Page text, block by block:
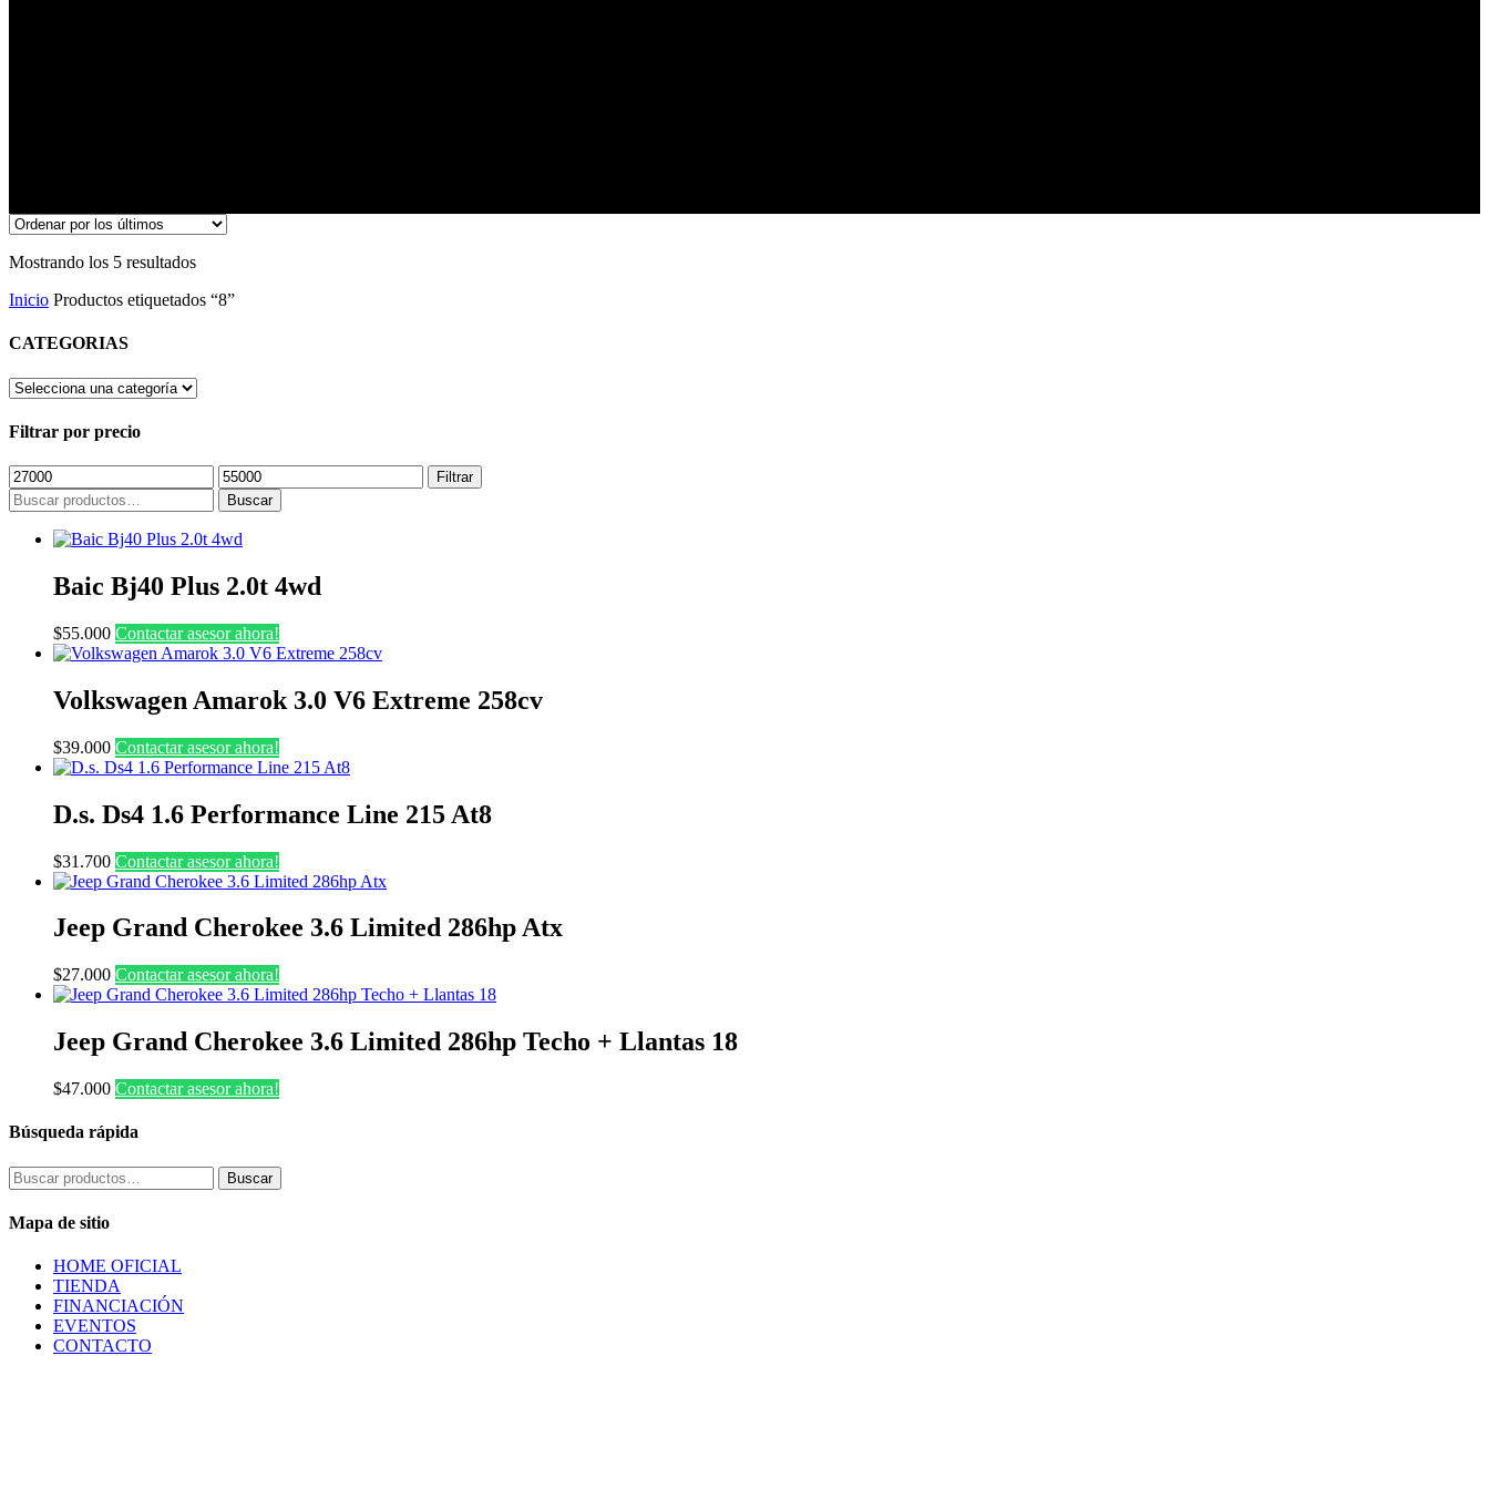
Mostrando los 5 resultadosOrdenado
los
Inicio Productos etiquetados “8”
CATEGORIAS
Filtrar por precio
Precio
mínimo
Precio
máximo
Filtrar
Buscar
por:
Buscar
Baic Bj40 Plus 2.0t 4wd
$55.000 Contactar asesor ahora!
Volkswagen Amarok 3.0 V6 Extreme 258cv
$39.000 Contactar asesor ahora!
D.s. Ds4 1.6 Performance Line 215 At8
$31.700 Contactar asesor ahora!
Jeep Grand Cherokee 3.6 Limited 286hp Atx
$27.000 Contactar asesor ahora!
Jeep Grand Cherokee 3.6 Limited 286hp Techo + Llantas 18
$47.000 Contactar asesor ahora!
Búsqueda rápida
Buscar
por:
Buscar
Mapa de sitio
HOME OFICIAL
TIENDA
FINANCIACIÓN
EVENTOS
CONTACTO